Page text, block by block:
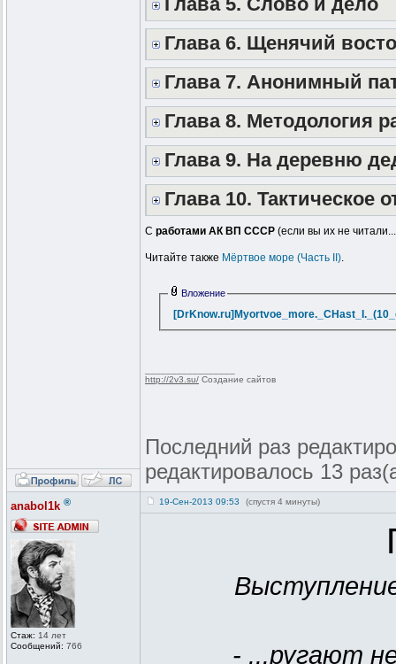
Глава 6. Щенячий
Глава 7. Анонимный
Глава 8. Методология
Глава 9. На деревню
Глава 10. Тактическое
С работами АК ВП СССР (если вы их не
Читайте также Мёртвое море (Часть II).
Вложение
http://2v3.su/ Создание сайтов
Последний раз
редактировалось 13
anabol1k ®
Стаж: 14 лет
Сообщений: 766
19-Сен-2013 09:53 (спустя 4 минуты)
- ...ругают